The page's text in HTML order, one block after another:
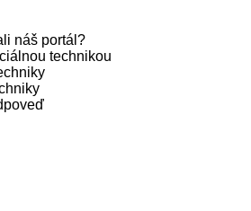
náš portál?
technikou